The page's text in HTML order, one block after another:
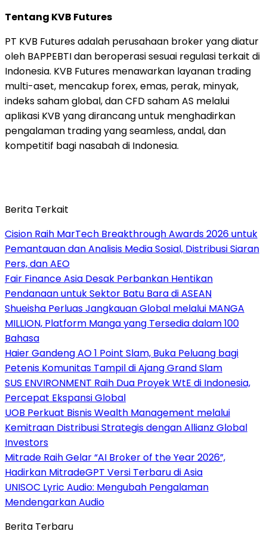
Tentang KVB Futures
PT KVB Futures adalah perusahaan broker yang diatur
oleh BAPPEBTI dan beroperasi sesuai regulasi terkait di
Indonesia. KVB Futures menawarkan layanan trading
multi-aset, mencakup forex, emas, perak, minyak,
indeks saham global, dan CFD saham AS melalui
aplikasi KVB yang dirancang untuk menghadirkan
pengalaman trading yang seamless, andal, dan
kompetitif bagi nasabah di Indonesia.
Berita Terkait
Cision Raih MarTech Breakthrough Awards 2026 untuk
Pemantauan dan Analisis Media Sosial, Distribusi Siaran
Pers, dan AEO
Fair Finance Asia Desak Perbankan Hentikan
Pendanaan untuk Sektor Batu Bara di ASEAN
Shueisha Perluas Jangkauan Global melalui MANGA
MILLION, Platform Manga yang Tersedia dalam 100
Bahasa
Haier Gandeng AO 1 Point Slam, Buka Peluang bagi
Petenis Komunitas Tampil di Ajang Grand Slam
SUS ENVIRONMENT Raih Dua Proyek WtE di Indonesia,
Percepat Ekspansi Global
UOB Perkuat Bisnis Wealth Management melalui
Kemitraan Distribusi Strategis dengan Allianz Global
Investors
Mitrade Raih Gelar “AI Broker of the Year 2026”,
Hadirkan MitradeGPT Versi Terbaru di Asia
UNISOC Lyric Audio: Mengubah Pengalaman
Mendengarkan Audio
Berita Terbaru